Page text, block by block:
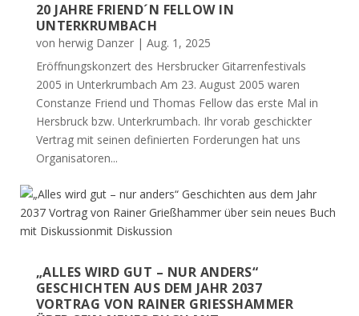
20 JAHRE FRIEND´N FELLOW IN
UNTERKRUMBACH
von herwig Danzer| Aug. 1, 2025
Eröffnungskonzert des Hersbrucker Gitarrenfestivals
2005 in Unterkrumbach Am 23. August 2005 waren
Constanze Friend und Thomas Fellow das erste Mal in
Hersbruck bzw. Unterkrumbach. Ihr vorab geschickter
Vertrag mit seinen definierten Forderungen hat uns
Organisatoren...
„ALLES WIRD GUT – NUR ANDERS“
GESCHICHTEN AUS DEM JAHR 2037
VORTRAG VON RAINER GRIESSHAMMER Ü